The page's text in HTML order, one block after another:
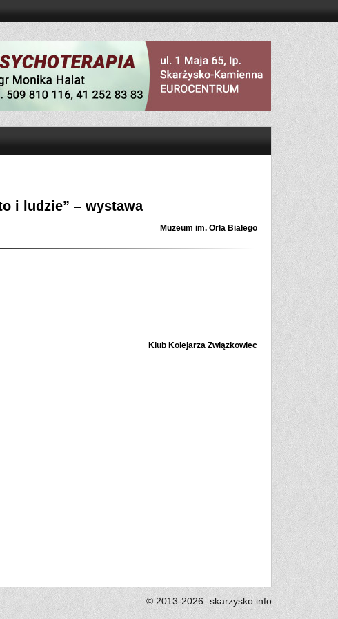
i ludzie” – wystawa
Muzeum im. Orła Białego
Klub Kolejarza Związkowiec
© 2013-2026 skarzysko.info